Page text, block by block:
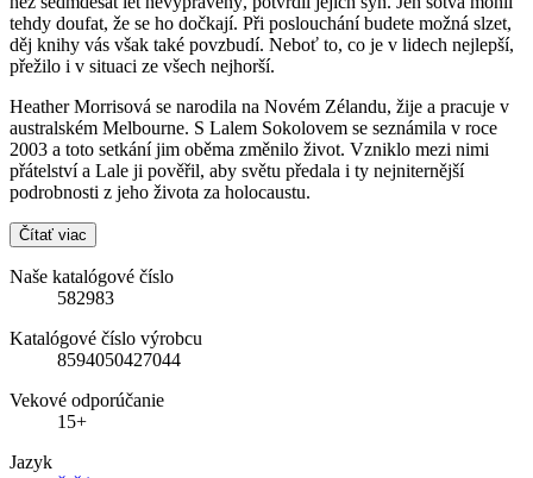
tehdy doufat, že se ho dočkají. Při poslouchání budete možná slzet,
děj knihy vás však také povzbudí. Neboť to, co je v lidech nejlepší,
přežilo i v situaci ze všech nejhorší.
Heather Morrisová se narodila na Novém Zélandu, žije a pracuje v
australském Melbourne. S Lalem Sokolovem se seznámila v roce
2003 a toto setkání jim oběma změnilo život. Vzniklo mezi nimi
přátelství a Lale ji pověřil, aby světu předala i ty nejniternější
podrobnosti z jeho života za holocaustu.
Čítať viac
Naše katalógové číslo
582983
Katalógové číslo výrobcu
8594050427044
Vekové odporúčanie
15+
Jazyk